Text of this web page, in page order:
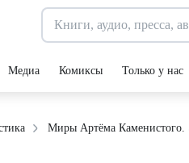
Медиа Комиксы Только у нас
Миры Артёма